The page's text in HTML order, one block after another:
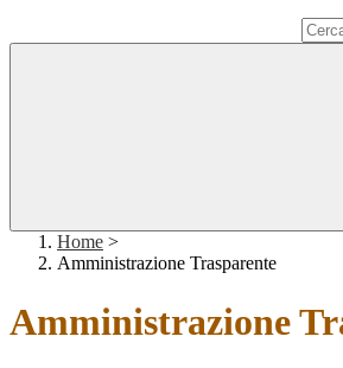
Home >
Amministrazione Trasparente
Amministrazione